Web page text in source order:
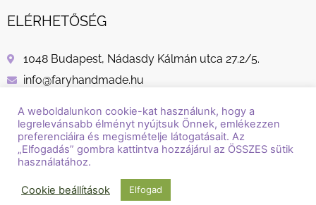
ELÉRHETŐSÉG
1048 Budapest, Nádasdy Kálmán utca 27.2/5.
info@faryhandmade.hu
A weboldalunkon cookie-kat használunk, hogy a
legrelevánsabb élményt nyújtsuk Önnek, emlékezzen
preferenciáira és megismételje látogatásait. Az
„Elfogadás” gombra kattintva hozzájárul az ÖSSZES sütik
használatához.
Cookie beállítások Elfogad